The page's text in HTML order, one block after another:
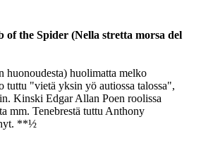
of the Spider (Nella stretta morsa del
huonoudesta) huolimatta melko
tuttu "vietä yksin yö autiossa talossa",
Kinski Edgar Allan Poen roolissa
mm. Tenebrestä tuttu Anthony
**½